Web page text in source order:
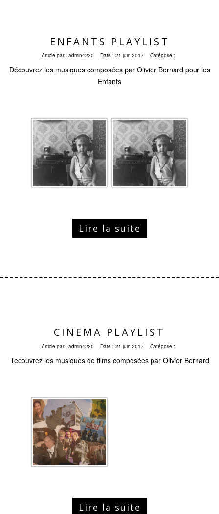
ENFANTS PLAYLIST
Article par : admin4220 Date : 21 juin 2017 Catégorie :
Découvrez les musiques composées par Olivier Bernard pour les
Enfants
Lire la suite
CINEMA PLAYLIST
Article par : admin4220 Date : 21 juin 2017 Catégorie :
Tecouvrez les musiques de films composées par Olivier Bernard
Lire la suite